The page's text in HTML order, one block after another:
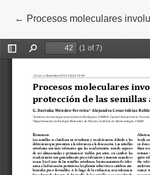
← Volver a los detalles del
Procesos moleculares